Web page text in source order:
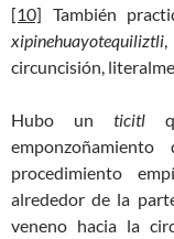
[10] También
xipinehuayotequiliztli
circuncisión,
Hubo unticitl
procedimiento
alrededor de la
veneno hacia la